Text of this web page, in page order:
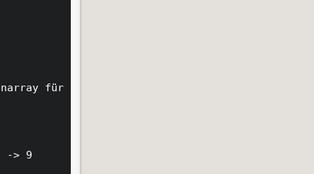
für alle Finger
-> 9